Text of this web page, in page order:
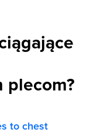
plecom?
to chest